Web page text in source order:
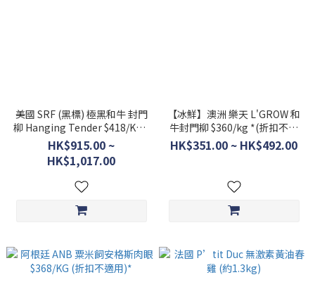
美國 SRF (黑標) 極黑和牛 封門
柳 Hanging Tender $418/KG *
(折扣不適用)
HK$915.00 ~
HK$1,017.00
【冰鮮】澳洲 樂天 L'GROW 和
牛封門柳 $360/kg *(折扣不適
用)
HK$351.00 ~ HK$492.00